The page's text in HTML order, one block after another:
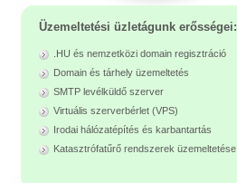
Üzemeltetési üzletágunk erősségei:
.HU és nemzetközi domain regisztráció
Domain és tárhely üzemeltetés
SMTP levélküldő szerver
Virtuális szerverbérlet (VPS)
Irodai hálózatépítés és karbantartás
Katasztrófatűrő rendszerek üzemeltetése